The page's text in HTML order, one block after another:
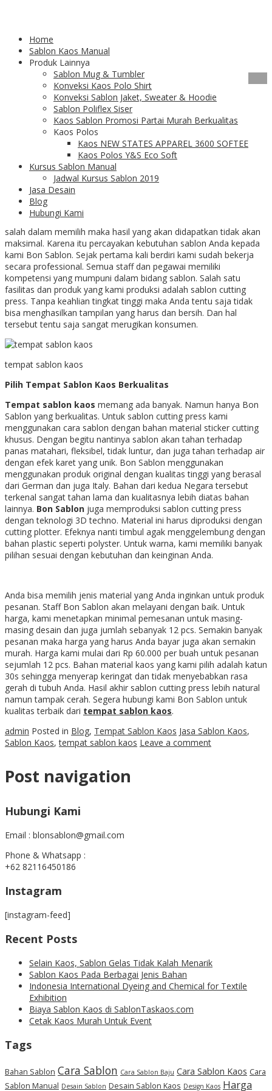
Home
Sablon Kaos Manual
Produk Lainnya
Sablon Mug & Tumbler
Konveksi Kaos Polo Shirt
Konveksi Sablon Jaket, Sweater & Hoodie
Sablon Poliflex Siser
Kaos Sablon Promosi Partai Murah Berkualitas
Kaos Polos
Kaos NEW STATES APPAREL 3600 SOFTEE
Kaos Polos Y&S Eco Soft
Kursus Sablon Manual
Jadwal Kursus Sablon 2019
Jasa Desain
Blog
Hubungi Kami
kaos
Tempat Sablon Kaos
Recommended
Tempat sablon kaos
salah dalam memilih maka hasil yang akan didapatkan tidak akan
maksimal. Karena itu percayakan kebutuhan sablon Anda kepada
kami Bon Sablon. Sejak pertama kali berdiri kami sudah bekerja
secara professional. Semua staff dan pegawai memiliki
kompetensi yang mumpuni dalam bidang sablon. Salah satu
fasilitas dan produk yang kami produksi adalah sablon cutting
press. Tanpa keahlian tingkat tinggi maka Anda tentu saja tidak
bisa menghasilkan tampilan yang harus dan bersih. Dan hal
tersebut tentu saja sangat merugikan konsumen.
tempat sablon kaos
Pilih Tempat Sablon Kaos Berkualitas
Tempat sablon kaos memang ada banyak. Namun hanya Bon
Sablon yang berkualitas. Untuk sablon cutting press kami
menggunakan cara sablon dengan bahan material sticker cutting
khusus. Dengan begitu nantinya sablon akan tahan terhadap
panas matahari, fleksibel, tidak luntur, dan juga tahan terhadap air
dengan efek karet yang unik. Bon Sablon menggunakan
menggunakan produk original dengan kualitas tinggi yang berasal
dari German dan juga Italy. Bahan dari kedua Negara tersebut
terkenal sangat tahan lama dan kualitasnya lebih diatas bahan
lainnya. Bon Sablon juga memproduksi sablon cutting press
dengan teknologi 3D techno. Material ini harus diproduksi dengan
cutting plotter. Efeknya nanti timbul agak menggelembung dengan
bahan plastic seperti polyster. Untuk warna, kami memiliki banyak
pilihan sesuai dengan kebutuhan dan keinginan Anda.
Anda bisa memilih jenis material yang Anda inginkan untuk produk
pesanan. Staff Bon Sablon akan melayani dengan baik. Untuk
harga, kami menetapkan minimal pemesanan untuk masing-
masing desain dan juga jumlah sebanyak 12 pcs. Semakin banyak
pesanan maka harga yang harus Anda bayar juga akan semakin
murah. Harga kami mulai dari Rp 60.000 per buah untuk pesanan
sejumlah 12 pcs. Bahan material kaos yang kami pilih adalah katun
30s sehingga menyerap keringat dan tidak menyebabkan rasa
gerah di tubuh Anda. Hasil akhir sablon cutting press lebih natural
namun tampak cerah. Segera hubungi kami Bon Sablon untuk
kualitas terbaik dari tempat sablon kaos.
admin Posted in Blog, Tempat Sablon Kaos Jasa Sablon Kaos,
Sablon Kaos,tempat sablon kaos Leave a comment
Post navigation
Hubungi Kami
Email : blonsablon@gmail.com
Phone & Whatsapp :
+62 82116450186
Instagram
[instagram-feed]
Recent Posts
Selain Kaos, Sablon Gelas Tidak Kalah Menarik
Sablon Kaos Pada Berbagai Jenis Bahan
Indonesia International Dyeing and Chemical for Textile
Exhibition
Biaya Sablon Kaos di SablonTaskaos.com
Cetak Kaos Murah Untuk Event
Tags
Bahan Sablon Cara Sablon Cara Sablon Baju Cara Sablon Kaos Cara
Sablon Manual Desain Sablon Desain Sablon Kaos Design Kaos Harga